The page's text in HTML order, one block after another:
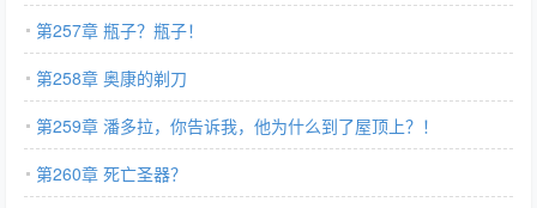
第257章 瓶子？瓶子！
第258章 奥康的剃刀
第259章 潘多拉，你告诉我，他为什么到了屋顶上？！
第260章 死亡圣器？